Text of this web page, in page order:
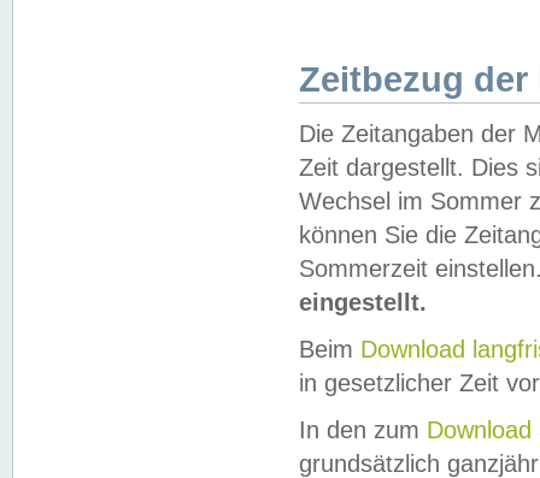
Zeitbezug der
Die Zeitangaben der
Zeit dargestellt. Dies
Wechsel im Sommer
können Sie die
Sommerzeit
eingestellt.
Beim Download
in gesetzlicher Zeit
In den zum Download
grundsätzlich